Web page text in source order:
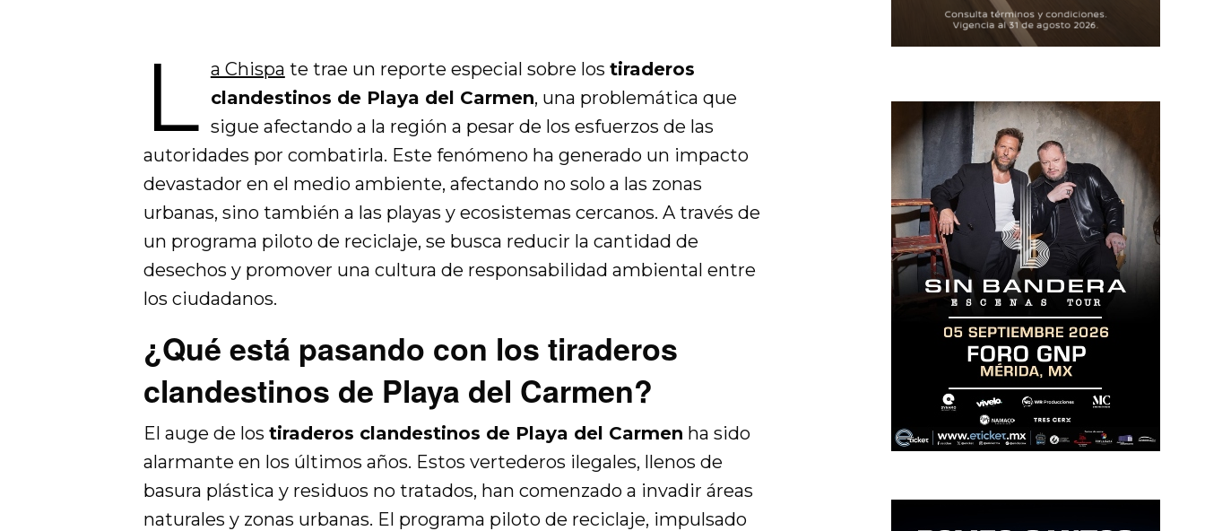
L a Chispa te trae un reporte especial sobre los tiraderos
clandestinos de Playa del Carmen, una problemática que
sigue afectando a la región a pesar de los esfuerzos de las
autoridades por combatirla. Este fenómeno ha generado un impacto
devastador en el medio ambiente, afectando no solo a las zonas
urbanas, sino también a las playas y ecosistemas cercanos. A través de
un programa piloto de reciclaje, se busca reducir la cantidad de
desechos y promover una cultura de responsabilidad ambiental entre
los ciudadanos.
¿Qué está pasando con los tiraderos
clandestinos de Playa del Carmen?
El auge de lostiraderos clandestinos de Playa del Carmen ha sido
alarmante en los últimos años. Estos vertederos ilegales, llenos de
basura plástica y residuos no tratados, han comenzado a invadir áreas
naturales y zonas urbanas. El programa piloto de reciclaje, impulsado